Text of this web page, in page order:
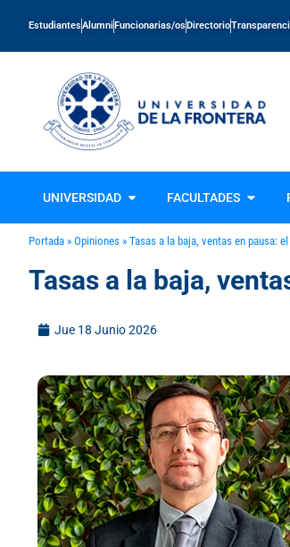
EstudiantesAlumniFuncionarias/osDirectorio
UNIVERSIDAD FACULTADES
Portada » Opiniones » Tasas a la baja, ventas en pausa:
Tasas a la baja,
Jue 18 Junio 2026